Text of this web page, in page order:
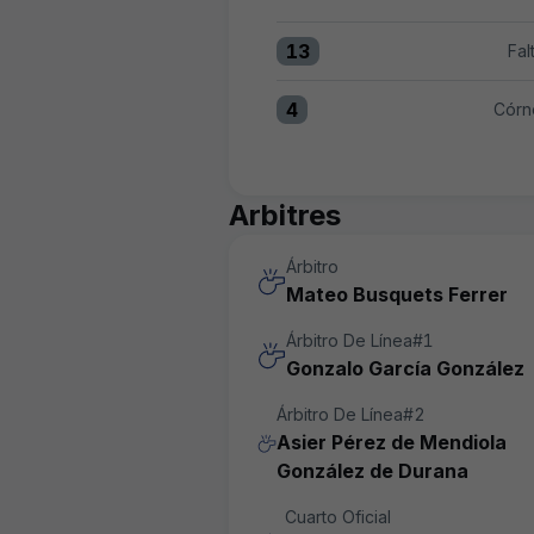
Faltes:UD Almería 13
13
Córners:UD Almería 4
4
Arbitres
Árbitro
Mateo Busquets Ferrer
Árbitro De Línea#1
Gonzalo García González
Árbitro De Línea#2
Asier Pérez de Mendiola
González de Durana
Cuarto Oficial